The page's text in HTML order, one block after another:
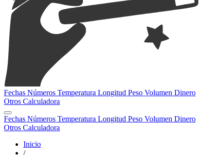
Fechas Números Temperatura Longitud Peso Volumen Dinero
Otros Calculadora
Fechas Números Temperatura Longitud Peso Volumen Dinero
Otros Calculadora
Inicio
/